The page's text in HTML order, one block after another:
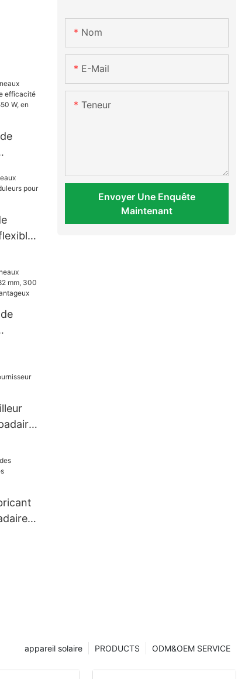
455
Nom
E-Mail
Teneur
Envoyer Une Enquête
Maintenant
ODM&OEM SERVICE
PRODUCTS
appareil solaire